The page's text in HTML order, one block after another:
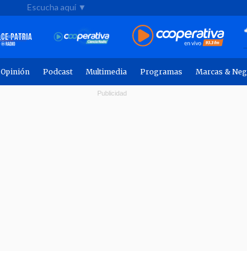
Escucha aquí ▼
Opinión Podcast Multimedia Programas Marcas &